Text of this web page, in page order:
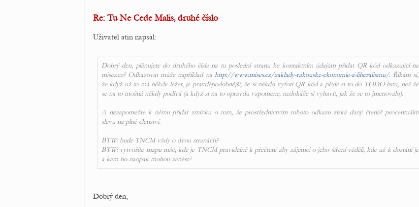
Re: Tu Ne Cede Malis, druhé číslo
Uživatel atin napsal:
Dobrý den, plánujete do druhého čísla na tu poslední stranu ke kontaktním údajům přidat QR kód odkazující na
mises.cz? Odkazovat může například na http://www.mises.cz/zaklady-rakouske-ekonomie-a-liberalismu/. Říkám si,
že když už to má někde ležet, je pravděpodobnější, že si někdo vyfotí QR kód a přidá si to do TODO listu, než že
se na to možná někdy podívá (a když si na to opravdu vzpomene, nedokáže si vybavit, jak že se to jmenovalo).
A nezapomeňte k němu přidat zmínku o tom, že prostřednictvím tohoto odkazu získá daný čtenář procentuální
slevu na plné členství.
BTW: bude TNCM vždy o dvou stranách?
BTW: vytvoříte mapu míst, kde je TNCM pravidelně k přečtení aby zájemci o jeho šíření věděli, kde už k dostání je
a kam ho naopak mohou zanést?
Dobrý den,